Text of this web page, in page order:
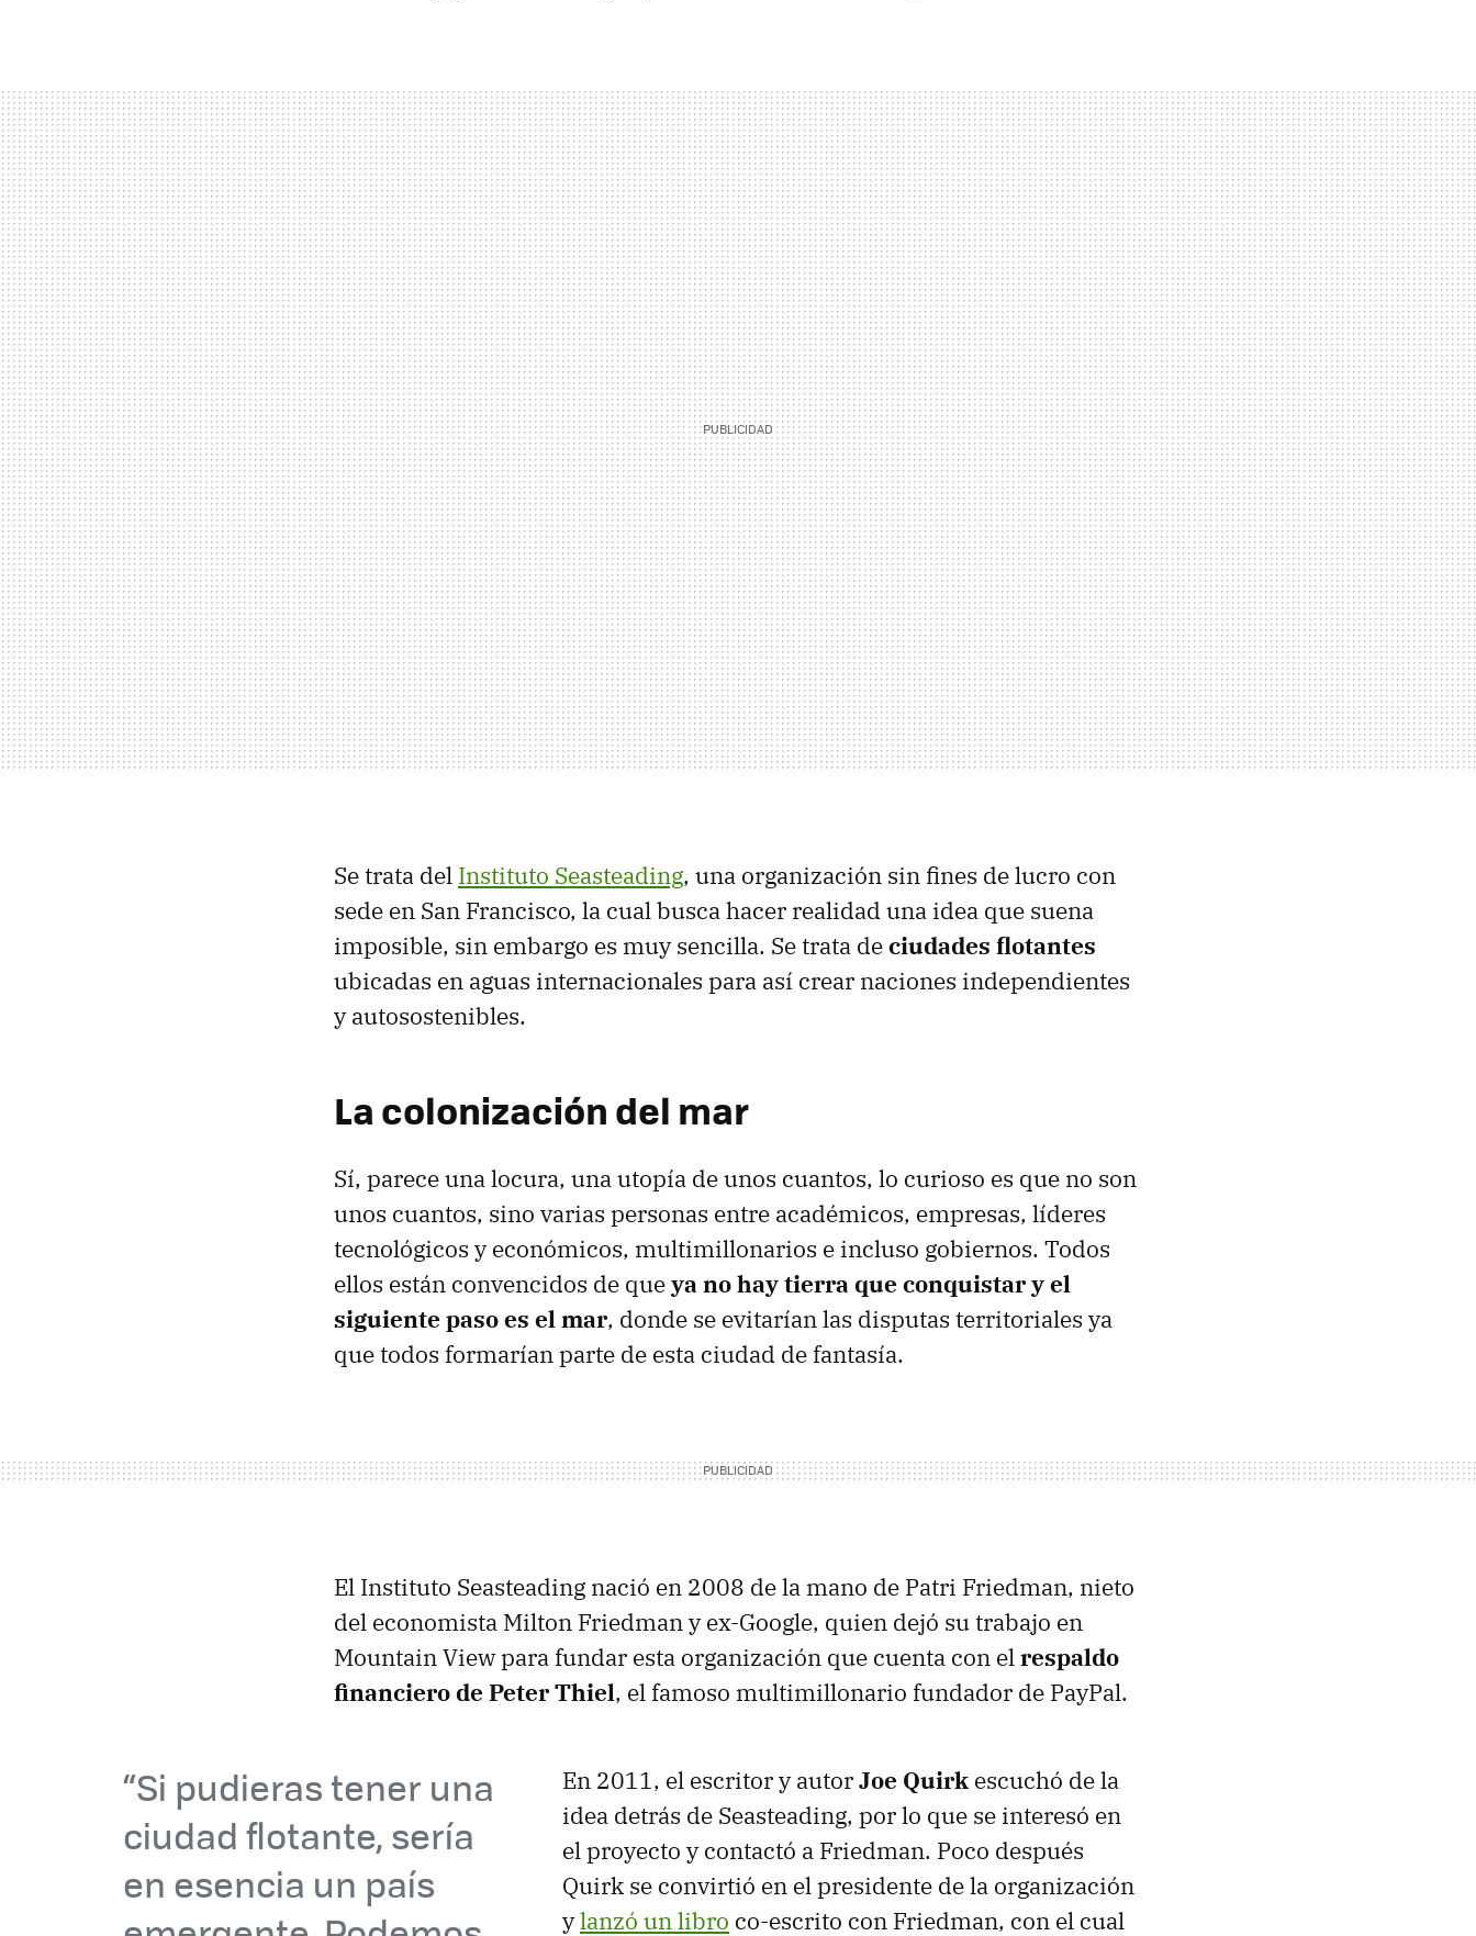
Se trata del Instituto Seasteading, una organización sin fines de lucro con
sede en San Francisco, la cual busca hacer realidad una idea que suena
imposible, sin embargo es muy sencilla. Se trata deciudades flotantes
ubicadas en aguas internacionales para así crear naciones independientes
y autosostenibles.
La colonización del mar
Sí, parece una locura, una utopía de unos cuantos, lo curioso es que no son
unos cuantos, sino varias personas entre académicos, empresas, líderes
tecnológicos y económicos, multimillonarios e incluso gobiernos. Todos
ellos están convencidos de queya no hay tierra que conquistar y el
siguiente paso es el mar, donde se evitarían las disputas territoriales ya
que todos formarían parte de esta ciudad de fantasía.
El Instituto Seasteading nació en 2008 de la mano de Patri Friedman, nieto
del economista Milton Friedman y ex-Google, quien dejó su trabajo en
Mountain View para fundar esta organización que cuenta con elrespaldo
financiero de Peter Thiel, el famoso multimillonario fundador de PayPal.
“Si pudieras tener una
ciudad flotante, sería
en esencia un país
En 2011, el escritor y autorJoe Quirk escuchó de la
idea detrás de Seasteading, por lo que se interesó en
el proyecto y contactó a Friedman. Poco después
Quirk se convirtió en el presidente de la organización
ylanzó un libro co-escrito con Friedman, con el cual